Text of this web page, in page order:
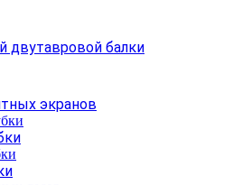
двутавровой балки
экранов